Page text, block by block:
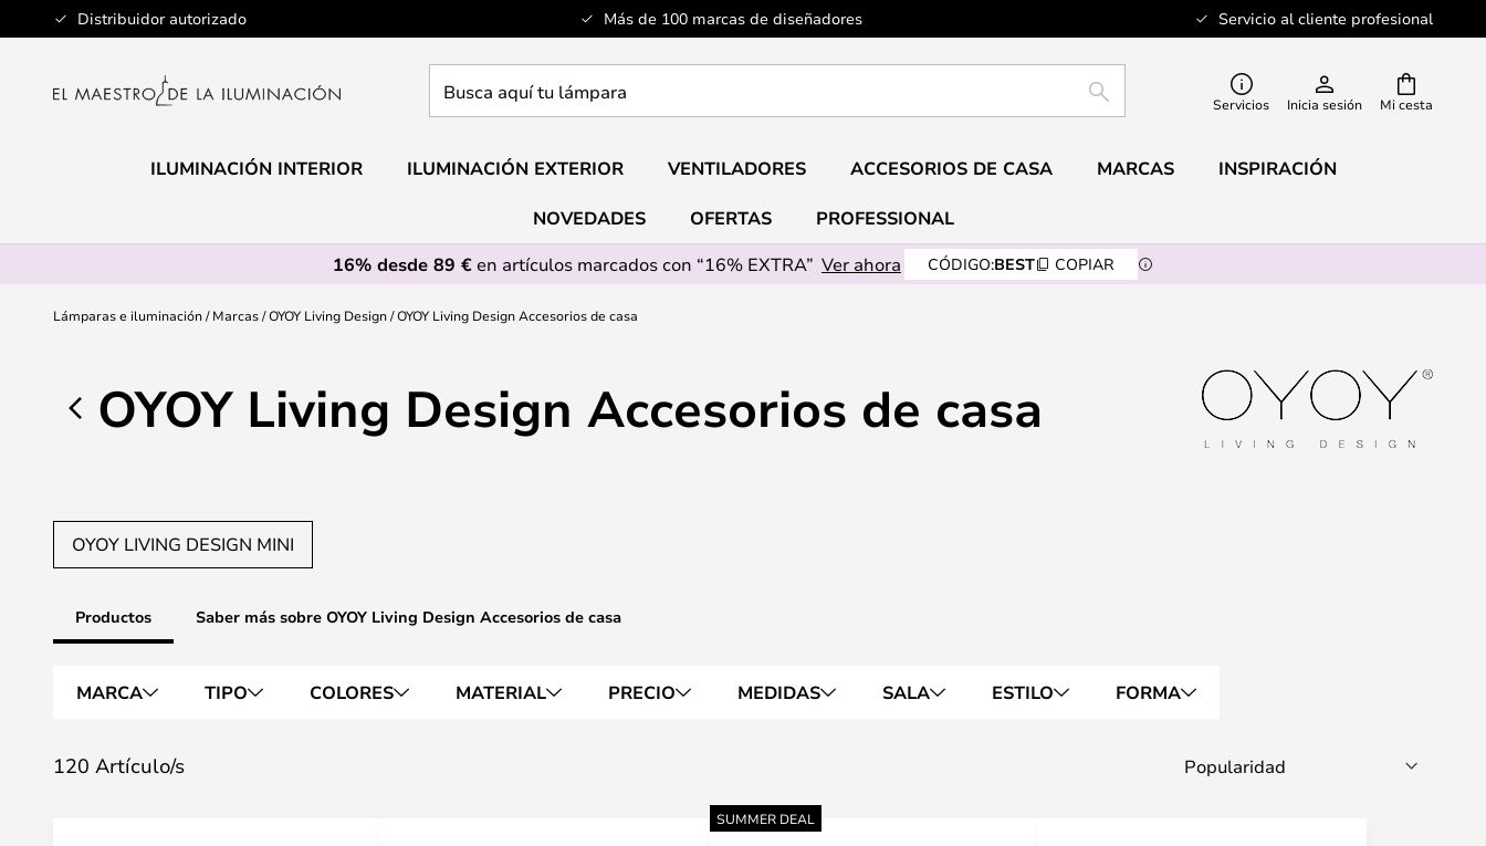
Distribuidor autorizado Más de 100 marcas de diseñadores Servicio al cliente profesional
Ir
al
Mi cesta
aquí
lámpara
BUSCAR Servicios Inicia sesión
ILUMINACIÓN INTERIOR ILUMINACIÓN EXTERIOR VENTILADORES ACCESORIOS DE CASA MARCAS INSPIRACIÓN
NOVEDADES OFERTAS
PROFESSIONAL
16% desde 89 €en artículos marcados con “16% EXTRA” Ver ahora CÓDIGO:BEST COPIAR
Lámparas e iluminación Marcas OYOY Living Design OYOY Living Design Accesorios de casa
OYOY Living Design Accesorios de casa
OYOY LIVING DESIGN MINI
Productos Saber más sobre OYOY Living Design Accesorios de casa
MARCA TIPO COLORES MATERIAL PRECIO MEDIDAS SALA ESTILO FORMA
120 Artículo/s
SUMMER DEAL